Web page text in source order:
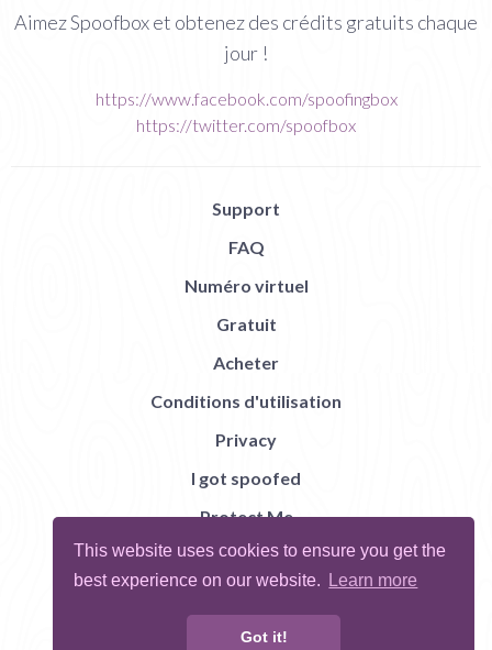
This website uses cookies to ensure you get the
best experience on our website.
Learn more
Got it!
Aimez Spoofbox et obtenez des crédits gratuits chaque
jour !
https://www.facebook.com/spoofingbox
https://twitter.com/spoofbox
Support
FAQ
Numéro virtuel
Gratuit
Acheter
Conditions d'utilisation
Privacy
I got spoofed
Protect Me
Abuse
Report Bug